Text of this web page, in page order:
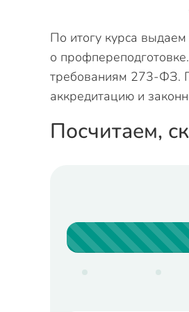
По итогу курса
о
требованиям 273-ФЗ.
аккредитацию и
Посчитаем,